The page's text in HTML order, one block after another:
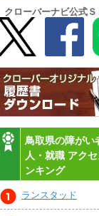
クローバーナビ公式Ｓ
鳥取県の障がい
人・就職 アクセ
ンキング
ランスタッド